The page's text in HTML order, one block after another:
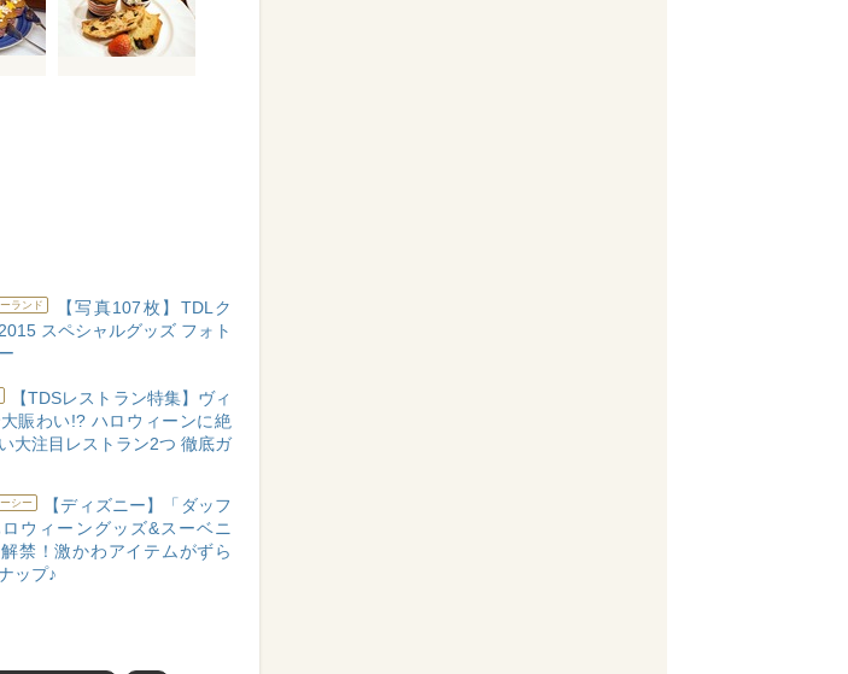
ランド
【写真107枚】TDLク
スペシャルグッズ フォト
【TDSレストラン特集】ヴィ
賑わい!? ハロウィーンに絶
大注目レストラン2つ 徹底ガ
シー
【ディズニー】「ダッフ
ロウィーングッズ&スーベニ
禁！激かわアイテムがずら
ップ♪